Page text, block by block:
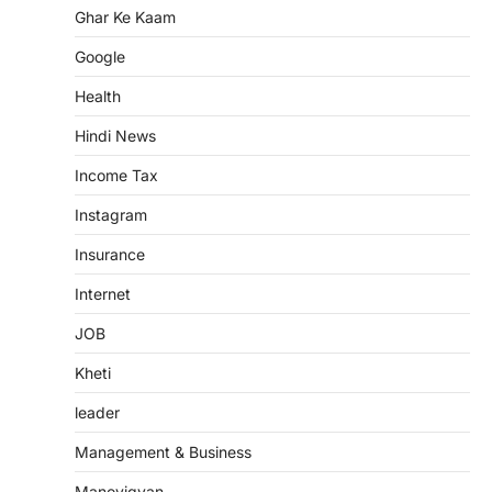
Ghar Ke Kaam
Google
Health
Hindi News
Income Tax
Instagram
Insurance
Internet
JOB
Kheti
leader
Management & Business